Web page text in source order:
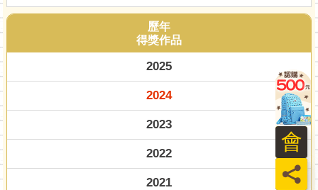
歷年
得獎作品
2025
2024
2023
2022
2021 員
會